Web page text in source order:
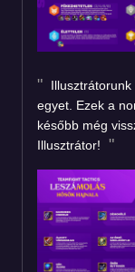
egyet. Ezek a
később még
Illusztrátor!